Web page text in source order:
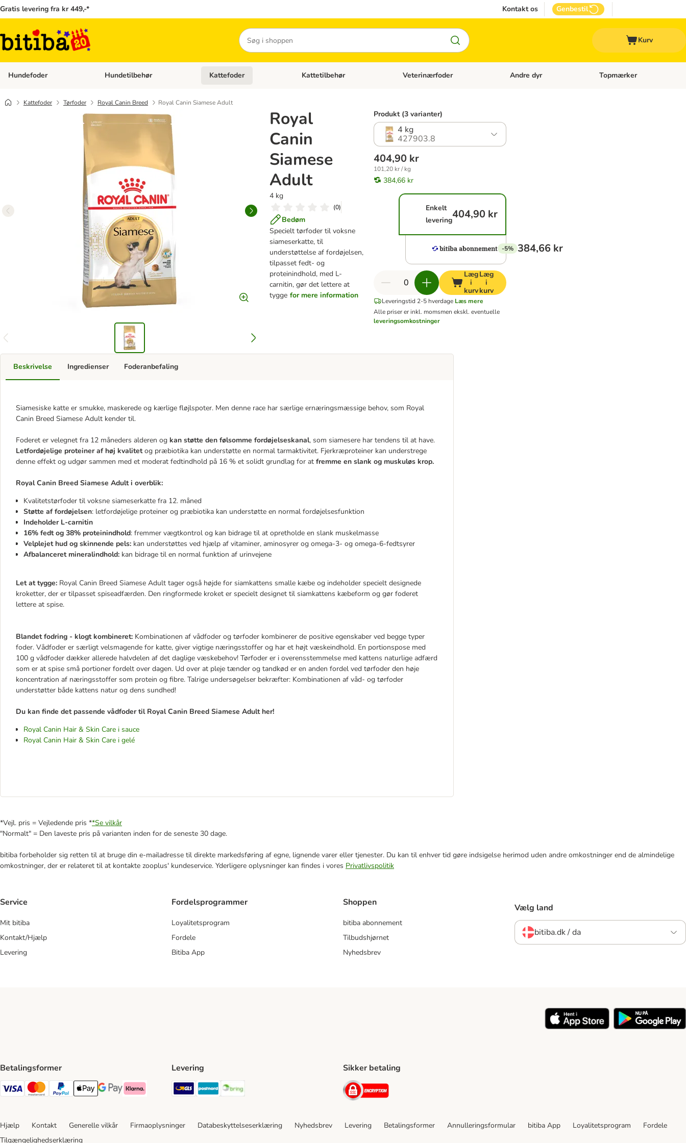
Gratis levering fra kr 449,-* Kontakt os Genbestil
Søg
Kurv
Hundefoder Åben kategori menu: Hundefoder
Hundetilbehør Åben kategori menu: Hundetilbehør
Kattefoder Åben kategori menu: Kattefoder
Kattetilbehør Åben kategori menu: Kattetilbehør
Veterinærfoder Åben kategori menu: Veterinærfoder
Andre dyr Åben kategori menu: Andre
Topmærker
Kattefoder Tørfoder Royal Canin Breed Royal Canin Siamese Adult
Royal
Canin
Siamese
Adult
4 kg
(0)
Bedøm
Specielt tørfoder til voksne
siameserkatte, til
understøttelse af fordøjelsen,
tilpasset fedt- og
proteinindhold, med L-
carnitin, gør det lettere at
tygge for mere information
Produkt (3 varianter)
4 kg
427903.8
404,90 kr
101,20 kr / kg
384,66 kr
Enkelt
levering404,90 kr
-5% 384,66 kr
Læg
i
kurv
Læg
i
kurv
Leveringstid 2-5 hverdage Læs mere
Alle priser er inkl. momsmen ekskl. eventuelle
leveringsomkostninger
Beskrivelse
Siamesiske katte er smukke, maskerede og kærlige fløjlspoter. Men denne race har særlige ernæringsmæssige behov, som Royal
Canin Breed Siamese Adult kender til.
Foderet er velegnet fra 12 måneders alderen og kan støtte den følsomme fordøjelseskanal, som siamesere har tendens til at have.
Letfordøjelige proteiner af høj kvalitetog præbiotika kan understøtte en normal tarmaktivitet. Fjerkræproteiner kan understrege
denne effekt og udgør sammen med et moderat fedtindhold på 16 % et solidt grundlag for at fremme en slank og muskuløs krop.
Royal Canin Breed Siamese Adult i overblik:
Kvalitetstørfoder til voksne siameserkatte fra 12. måned
Støtte af fordøjelsen: letfordøjelige proteiner og præbiotika kan understøtte en normal fordøjelsesfunktion
Indeholder L-carnitin
16% fedt og 38% proteinindhold: fremmer vægtkontrol og kan bidrage til at opretholde en slank muskelmasse
Velplejet hud og skinnende pels: kan understøttes ved hjælp af vitaminer, aminosyrer og omega-3- og omega-6-fedtsyrer
Afbalanceret mineralindhold: kan bidrage til en normal funktion af urinvejene
Let at tygge: Royal Canin Breed Siamese Adult tager også højde for siamkattens smalle kæbe og indeholder specielt designede
kroketter, der er tilpasset spiseadfærden. Den ringformede kroket er specielt designet til siamkattens kæbeform og gør foderet
lettere at spise.
Blandet fodring - klogt kombineret: Kombinationen af vådfoder og tørfoder kombinerer de positive egenskaber ved begge typer
foder. Vådfoder er særligt velsmagende for katte, giver vigtige næringsstoffer og har et højt væskeindhold. En portionspose med
100 g vådfoder dækker allerede halvdelen af det daglige væskebehov! Tørfoder er i overensstemmelse med kattens naturlige adfærd
som er at spise små portioner fordelt over dagen. Ud over at pleje tænder og tandkød er en anden fordel ved tørfoder den høje
koncentration af næringsstoffer som protein og fibre. Talrige undersøgelser bekræfter: Kombinationen af våd- og tørfoder
understøtter både kattens natur og dens sundhed!
Du kan finde det passende vådfoder til Royal Canin Breed Siamese Adult her!
Royal Canin Hair & Skin Care i sauce
Royal Canin Hair & Skin Care i gelé
Ingredienser Foderanbefaling
*Vejl. pris = Vejledende pris **Se vilkår
"Normalt" = Den laveste pris på varianten inden for de seneste 30 dage.
bitiba forbeholder sig retten til at bruge din e-mailadresse til direkte markedsføring af egne, lignende varer eller tjenester. Du kan til enhver tid gøre indsigelse herimod uden andre omkostninger end de almindelige
omkostninger, der er relateret til at kontakte zooplus' kundeservice. Yderligere oplysninger kan findes i vores Privatlivspolitik
Service
Mit bitiba
Kontakt/Hjælp
Levering
Fordelsprogrammer
Loyalitetsprogram
Fordele
Bitiba App
Shoppen
bitiba abonnement
Tilbudshjørnet
Nyhedsbrev
Vælg land
bitiba.dk / da
Betalingsformer
VISA Payment Method
Mastercard Payment Method
Paypal Payment Method
Apple Pay Payment Method
Google Pay Payment Method
Klarna Payment Method
Levering
GLS Shipping Method
Postnord Shipping Method
Sikker betaling
Security
Hjælp Kontakt Generelle vilkår Firmaoplysninger Databeskyttelseserklæring Nyhedsbrev Levering Betalingsformer Annulleringsformular bitiba App Loyalitetsprogram
Fordele
Tilgængelighedserklæring